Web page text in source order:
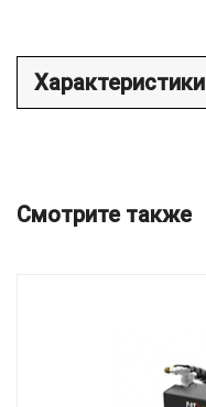
Характеристики
Смотрите также